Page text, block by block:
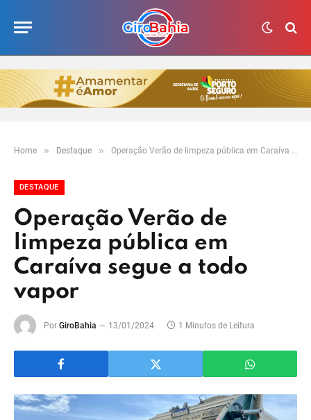
Home » Destaque » Operação Verão de limpeza pública em Caraíva segue a todo vapor
DESTAQUE
Operação Verão de
limpeza pública em
Caraíva segue a todo
vapor
Por GiroBahia 13/01/2024 1 Minutos de Leitura